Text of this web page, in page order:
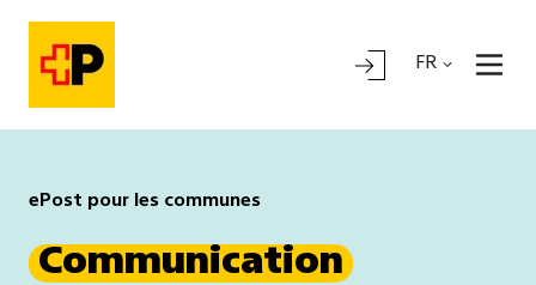
FR
ePost pour les communes
Communication